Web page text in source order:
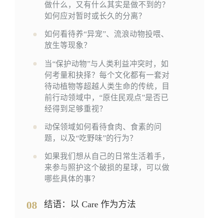
做什么，又有什么其实是做不到的？
如何应对暂时或长久的分离？
如何看待养“异宠”、流浪动物投喂、
放生等现象？
当“保护动物”与人类利益冲突时，如
何考量和抉择？每个文化都有一套对
待动植物等超越人类生命的传统，目
前行动领域中，“原住民观点”是否已
经得到足够重视？
动保领域如何看待食肉、食素的问
题，以及“吃野味”的行为？
如果我们想从自己的日常生活着手，
来参与照护这个破损的星球，可以做
哪些具体的事？
08 结语：以 Care 作为方法